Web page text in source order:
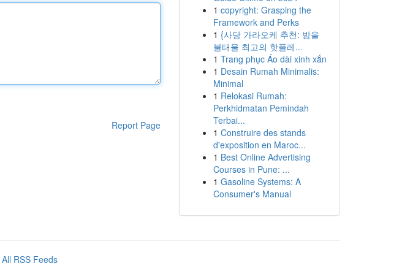
Report Page
1 copyright: Grasping the
Framework and Perks
1 {사당 가라오케 추천: 밤을
불태울 최고의 핫플레...
1 Trang phục Áo dài xinh xắn
1 Desain Rumah Minimalis:
Minimal
1 Relokasi Rumah:
Perkhidmatan Pemindah
Terbai...
1 Construire des stands
d'exposition en Maroc...
1 Best Online Advertising
Courses in Pune: ...
1 Gasoline Systems: A
Consumer's Manual
All RSS Feeds